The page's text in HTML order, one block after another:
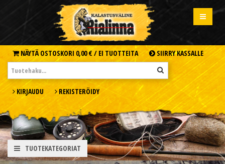
NÄYTÄ OSTOSKORI 0,00 € / EI TUOTTEITA SIIRRY KASSALLE
KIRJAUDU REKISTERÖIDY
TUOTEKATEGORIAT